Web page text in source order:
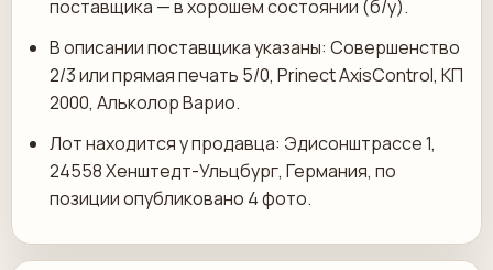
поставщика — в хорошем состоянии (б/у).
В описании поставщика указаны: Совершенство
2/3 или прямая печать 5/0, Prinect AxisControl, КП
2000, Альколор Варио.
Лот находится у продавца: Эдисонштрассе 1,
24558 Хенштедт-Ульцбург, Германия, по
позиции опубликовано 4 фото.